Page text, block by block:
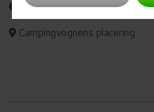
Del på Facebook
Campingvognens placering